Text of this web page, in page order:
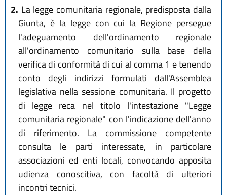
2. La legge comunitaria regionale, predisposta dalla
Giunta, è la legge con cui la Regione persegue
l'adeguamento dell'ordinamento regionale
all'ordinamento comunitario sulla base della
verifica di conformità di cui al comma 1 e tenendo
conto degli indirizzi formulati dall'Assemblea
legislativa nella sessione comunitaria. Il progetto
di legge reca nel titolo l'intestazione "Legge
comunitaria regionale" con l'indicazione dell'anno
di riferimento. La commissione competente
consulta le parti interessate, in particolare
associazioni ed enti locali, convocando apposita
udienza conoscitiva, con facoltà di ulteriori
incontri tecnici.